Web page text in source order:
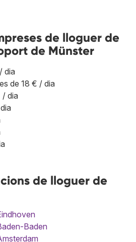
de lloguer de
de Münster
dia
de 18 € / dia
/ dia
de lloguer de
Baden